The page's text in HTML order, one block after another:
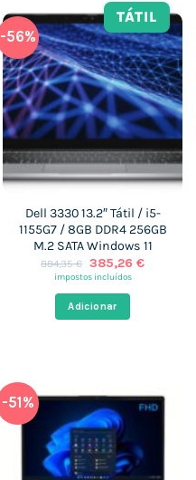
-56%
TÁTIL
Dell 3330 13.2″ Tátil / i5-
1155G7 / 8GB DDR4 256GB
M.2 SATA Windows 11
884,35€ O
preço
era:
884,35 €.
385,26 €O
impostos incluídos
Adicionar
-51%